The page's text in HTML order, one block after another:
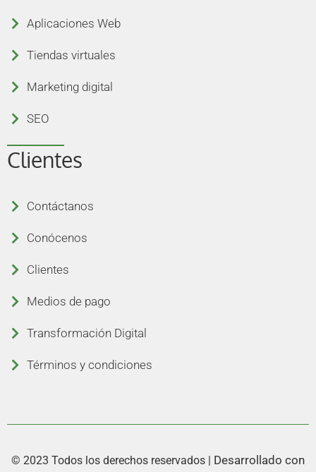
Aplicaciones Web
Tiendas virtuales
Marketing digital
SEO
Clientes
Contáctanos
Conócenos
Clientes
Medios de pago
Transformación Digital
Términos y condiciones
© 2023 Todos los derechos reservados | Desarrollado con